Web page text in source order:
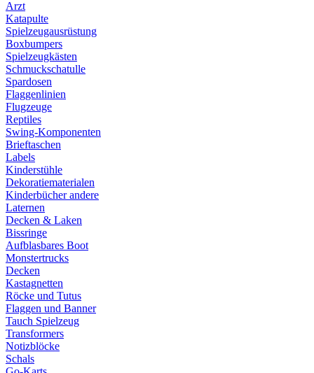
Arzt
Katapulte
Spielzeugausrüstung
Boxbumpers
Spielzeugkästen
Schmuckschatulle
Spardosen
Flaggenlinien
Flugzeuge
Reptiles
Swing-Komponenten
Brieftaschen
Labels
Kinderstühle
Dekoratiematerialen
Kinderbücher andere
Laternen
Decken & Laken
Bissringe
Aufblasbares Boot
Monstertrucks
Decken
Kastagnetten
Röcke und Tutus
Flaggen und Banner
Tauch Spielzeug
Transformers
Notizblöcke
Schals